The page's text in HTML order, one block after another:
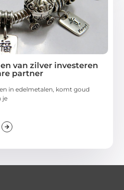
van zilver investeren
partner
in edelmetalen, komt goud
je